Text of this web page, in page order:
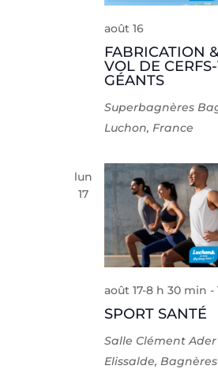
FABRICATION
VOL DE
GÉANTS
août 16
Superbagnères
Luchon, France
lun
17
SPORT SANTÉ
août 17-8 h 30 min -
Salle Clément
Elissalde,